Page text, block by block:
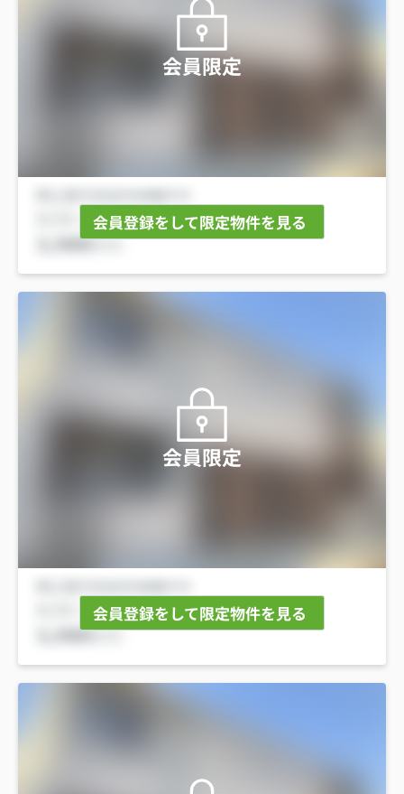
会員限定
会員登録をして限定物件を見る
会員限定
会員登録をして限定物件を見る